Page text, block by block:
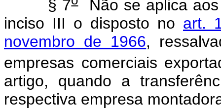
§ 7 Não se aplica aos
inciso III o disposto no art.
novembro de 1966,
empresas comerciais
artigo, quando a
respectiva empresa